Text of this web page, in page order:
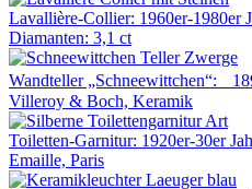
Lavallière-Collier: 1960er-1980er
Diamanten: 3,1 ct
Wandteller „Schneewittchen“:
Villeroy & Boch, Keramik
Toiletten-Garnitur: 1920er-30er
Emaille, Paris